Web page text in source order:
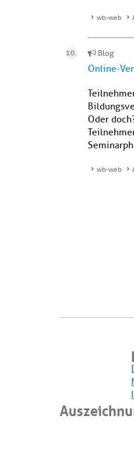
wb-web
Blog
Online-
Oder
wb-web